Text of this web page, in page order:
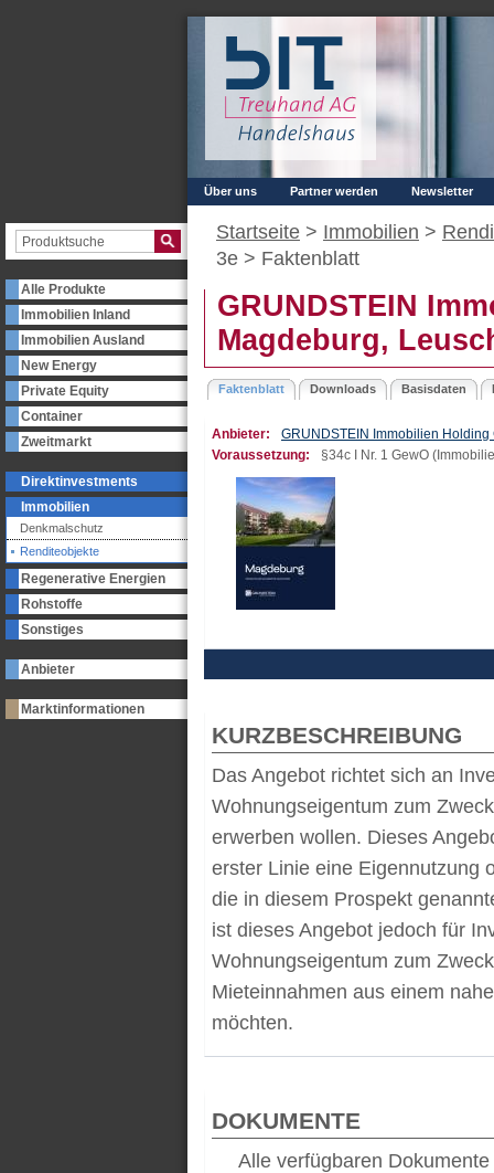
Alle Produkte
Immobilien Inland
Immobilien Ausland
New Energy
Private Equity
Container
Zweitmarkt
Direktinvestments
Immobilien
Denkmalschutz
Renditeobjekte
Regenerative Energien
Rohstoffe
Sonstiges
Anbieter
Marktinformationen
Über uns Partner werden Newsletter
Startseite > Immobilien >
3e > Faktenblatt
GRUNDSTEIN
Magdeburg,
Faktenblatt Downloads Basisdaten
Anbieter:
GRUNDSTEIN Immobilien Holding
Voraussetzung:
§34c I Nr. 1 GewO
KURZBESCHREIBUNG
Das Angebot richtet sich an
Wohnungseigentum zum
erwerben wollen. Dieses
erster Linie eine Eigennutzung
die in diesem Prospekt
ist dieses Angebot jedoch für
Wohnungseigentum zum
Mieteinnahmen aus einem
möchten.
DOKUMENTE
Alle verfügbaren